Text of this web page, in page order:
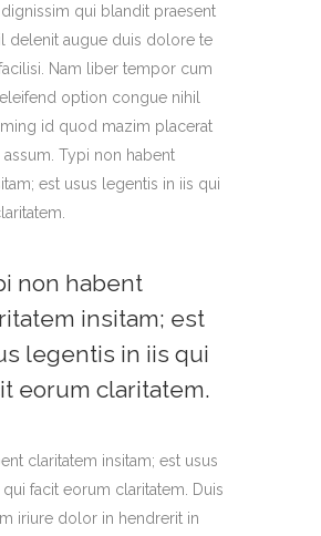
qui blandit praesent
delenit augue duis dolore te
Nam liber tempor cum
option congue nihil
id quod mazim placerat
Typi non habent
est usus legentis in iis qui
non habent
insitam; est
legentis in iis qui
eorum claritatem.
claritatem insitam; est usus
qui facit eorum claritatem. Duis
iriure dolor in hendrerit in